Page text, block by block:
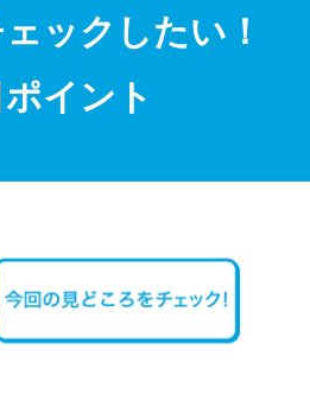
ックしたい！
イント